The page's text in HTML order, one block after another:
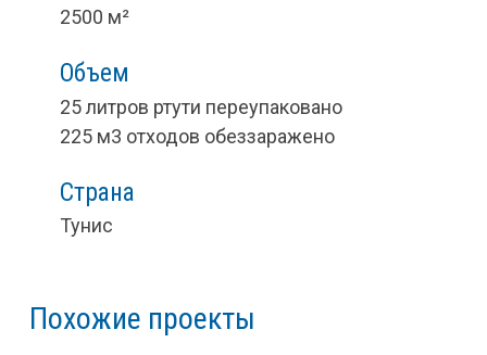
2500 м²
Объем
25 литров ртути переупаковано
225 м3 отходов обеззаражено
Страна
Тунис
Похожие проекты